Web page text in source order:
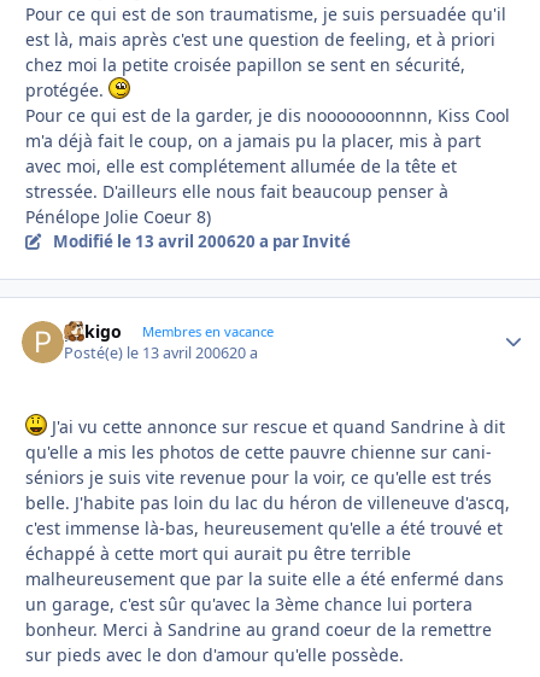
Pour ce qui est de son traumatisme, je suis persuadée qu'il
est là, mais après c'est une question de feeling, et à priori
chez moi la petite croisée papillon se sent en sécurité,
protégée.
Pour ce qui est de la garder, je dis nooooooonnnn, Kiss Cool
m'a déjà fait le coup, on a jamais pu la placer, mis à part
avec moi, elle est complétement allumée de la tête et
stressée. D'ailleurs elle nous fait beaucoup penser à
Pénélope Jolie Coeur 8)
Modifié le 13 avril 200620 a par Invité
pekigo Membres en vacance
Posté(e) le 13 avril 200620 a
J'ai vu cette annonce sur rescue et quand Sandrine à dit
qu'elle a mis les photos de cette pauvre chienne sur cani-
séniors je suis vite revenue pour la voir, ce qu'elle est trés
belle. J'habite pas loin du lac du héron de villeneuve d'ascq,
c'est immense là-bas, heureusement qu'elle a été trouvé et
échappé à cette mort qui aurait pu être terrible
malheureusement que par la suite elle a été enfermé dans
un garage, c'est sûr qu'avec la 3ème chance lui portera
bonheur. Merci à Sandrine au grand coeur de la remettre
sur pieds avec le don d'amour qu'elle possède.